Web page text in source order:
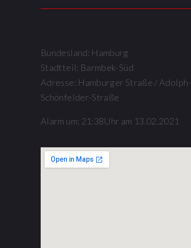
Bundesland: Hamburg
Stadtteil: Barmbek-Süd
Adresse: Hamburger Straße / Adolph-
Schönfelder-Straße
Alarm um: 21:38Uhr am 13.02.2021